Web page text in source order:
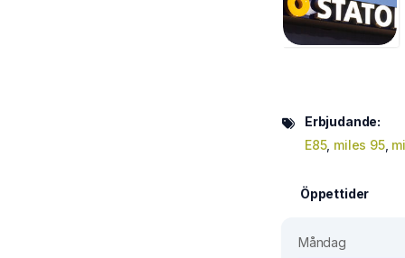
Erbjudande:
E85, miles 95,
Öppettider
Måndag